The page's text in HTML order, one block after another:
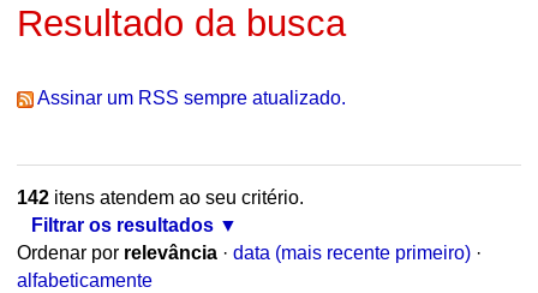
Resultado da busca
Assinar um RSS sempre atualizado.
142itens atendem ao seu critério.
Filtrar os resultados
Ordenar por relevância · data (mais recente primeiro) ·
alfabeticamente